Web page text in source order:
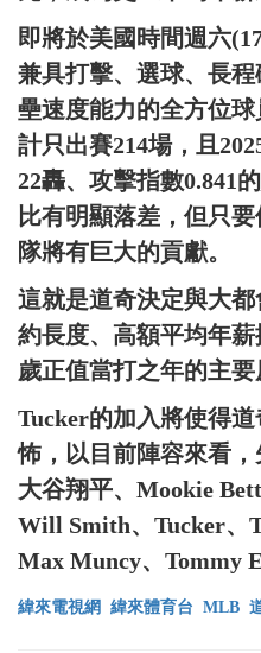
即將於美國時間週六
兼具打擊、選球、長
壘速度能力的全方位
計只出賽214場，且
22轟、攻擊指數0.841
比有明顯落差，但只
隊將有巨大的貢獻。
這就是道奇決定與大
約長度、高額平均年
歲正值當打之年的主要
Tucker的加入將使得
怖，以目前陣容來看，
大谷翔平、Mookie
Will Smith、Tucker、
Max Muncy、Tommy
緯來電視網 緯來體育台 MLB